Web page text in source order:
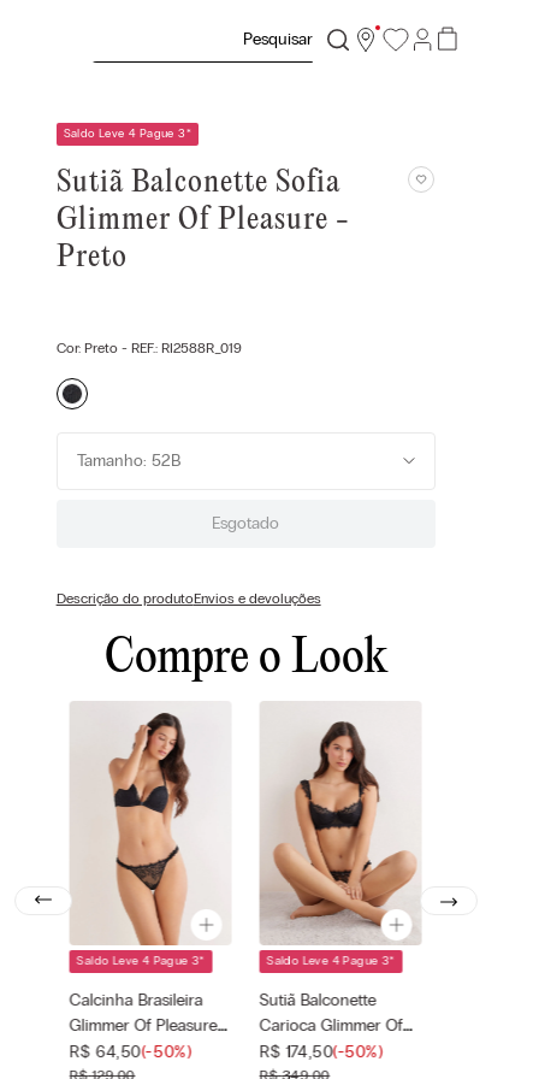
Saldo Leve 4 Pague 3*
Sutiã Balconette Sofia
Glimmer Of Pleasure -
Preto
Cor: Preto- REF.: RI2588R_019
Tamanho: 52B
Esgotado
Descrição do produtoEnvios e devoluções
Compre o Look
Cor selecionada
Preto - 019 -
Nero
Tamanho
selecionado
Saldo Leve 4 Pague 3*
Calcinha Brasileira
Glimmer Of Pleasure -
Preto
R$ 64,50(-50%)
Cor selecionada
Preto - 019 -
Nero
Tamanho
selecionado
Saldo Leve 4 Pague 3*
Sutiã Balconette
Carioca Glimmer Of
Pleasure - Preto
R$ 174,50(-50%)